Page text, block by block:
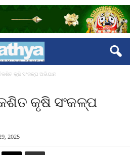
କୃଷି ସଂକଳ୍ପ ଅଭିଯାନ
କୃଷି ସଂକଳ୍ପ
2025